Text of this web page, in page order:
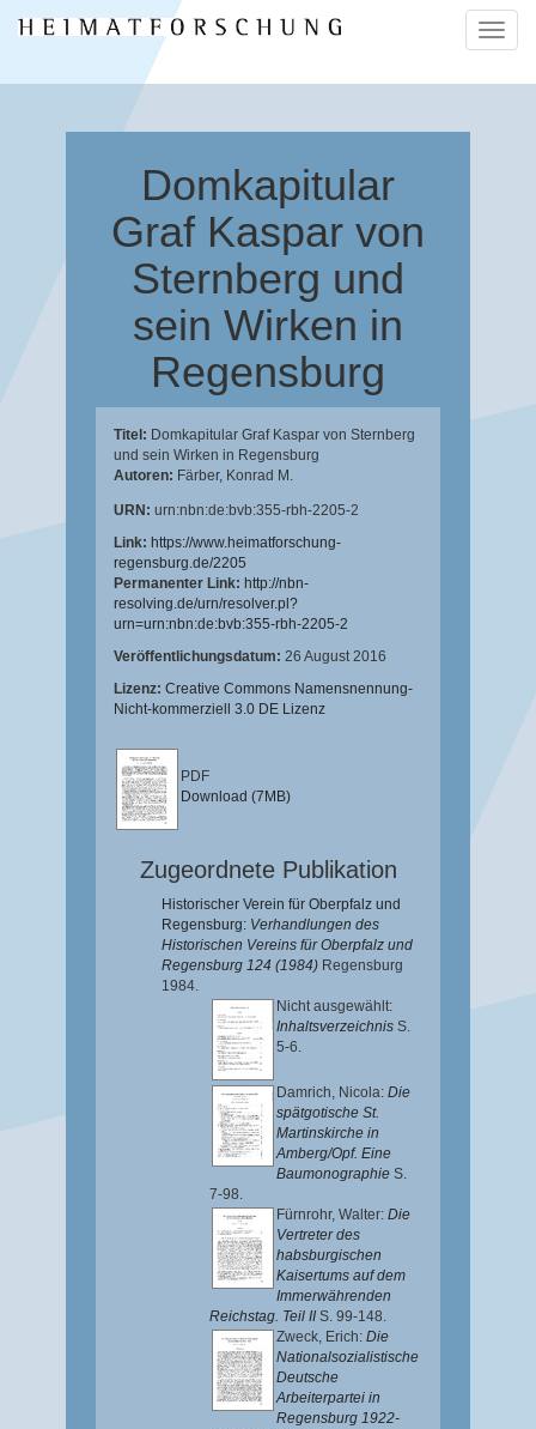
ein-/
Domkapitular
Graf Kaspar von
Sternberg und
sein Wirken in
Regensburg
Titel: Domkapitular Graf Kaspar von Sternberg
und sein Wirken in Regensburg
Autoren: Färber, Konrad M.
URN: urn:nbn:de:bvb:355-rbh-2205-2
Link: https://www.heimatforschung-
regensburg.de/2205
Permanenter Link: http://nbn-
resolving.de/urn/resolver.pl?
urn=urn:nbn:de:bvb:355-rbh-2205-2
Veröffentlichungsdatum: 26 August 2016
Lizenz: Creative Commons Namensnennung-
Nicht-kommerziell 3.0 DE Lizenz
PDF
Download (7MB)
Zugeordnete Publikation
Historischer Verein für Oberpfalz und
Regensburg: Verhandlungen des
Historischen Vereins für Oberpfalz und
Regensburg 124 (1984) Regensburg
1984.
Nicht ausgewählt:
Inhaltsverzeichnis S.
5-6.
Damrich, Nicola: Die
spätgotische St.
Martinskirche in
Amberg/Opf. Eine
Baumonographie S.
7-98.
Fürnrohr, Walter: Die
Vertreter des
habsburgischen
Kaisertums auf dem
Immerwährenden
Reichstag. Teil II S. 99-148.
Zweck, Erich: Die
Nationalsozialistische
Deutsche
Arbeiterpartei in
Regensburg 1922-